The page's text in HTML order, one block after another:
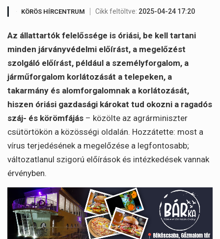
KÖRÖS HÍRCENTRUM Cikk feltöltve: 2025-04-24 17:20
Az állattartók felelőssége is óriási, be kell tartani
minden járványvédelmi előírást, a megelőzést
szolgáló előírást, például a személyforgalom, a
járműforgalom korlátozását a telepeken, a
takarmány és alomforgalomnak a korlátozását,
hiszen óriási gazdasági károkat tud okozni a ragadós
száj- és körömfájás – közölte az agrárminiszter
csütörtökön a közösségi oldalán. Hozzátette: most a
vírus terjedésének a megelőzése a legfontosabb;
változatlanul szigorú előírások és intézkedések vannak
érvényben.